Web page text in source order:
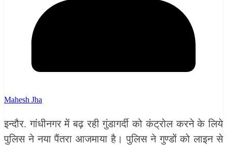
Mahesh Jha
इन्दौर. गांधीनगर में बढ़ रही गुंडागर्दी को कंट्रोल करने के लिये
पुलिस ने नया पैंतरा आजमाया है। पुलिस ने गुण्डों को लाइन से